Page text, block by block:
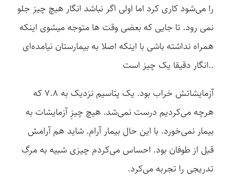
را می‌شود کاری کرد اما اولی اگر نباشد انگار هیچ چیز جلو
نمی رود. تا جایی که بعضی وقت ها متوجه میشوی اینکه
همراه نداشته باشی با اینکه اصلا به بیمارستان نیامده‌ای
انگار دقیقا یک چیز است..
آزمایشاتش خراب بود. یک پتاسیم نزدیک به ۷.۸ که
هرچه می‌کردیم درست نمی‌شد. هیچ چیزِ آزمایشات به
بیمار نمی‌خورد. با این حال بیمار آرام. شاید هم آرامش
قبل از طوفان بود. احساس می‌کردم چیزی شبیه به مرگ
تدریجی را تجربه می‌کرد.